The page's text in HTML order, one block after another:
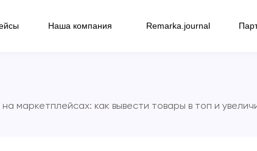
Наша компания Remarka.journal
на маркетплейсах: как вывести товары в топ и